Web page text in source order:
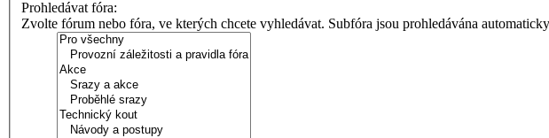
Prohledávat fóra:
Zvolte fórum nebo fóra, ve kterých chcete vyhledávat. Subfóra jsou prohledávána